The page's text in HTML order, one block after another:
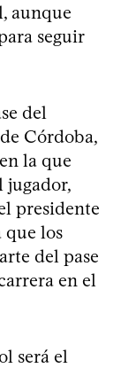
aunque
seguir
del
Córdoba,
la que
jugador,
presidente
que los
del pase
en el
será el